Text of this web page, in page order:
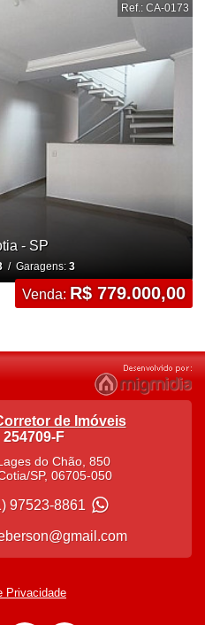
Ref.: CA-0173
- SP
/ Garagens: 3
Venda: R$ 779.000,00
de Imóveis
F
do Chão, 850
/SP, 06705-050
97523-8861
Privacidade